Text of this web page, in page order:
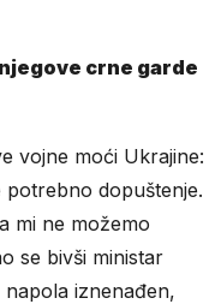
crne garde
vojne moći Ukrajine:
potrebno dopuštenje.
mi ne možemo
se bivši ministar
iznenađen,